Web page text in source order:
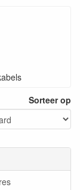
Sorteer op